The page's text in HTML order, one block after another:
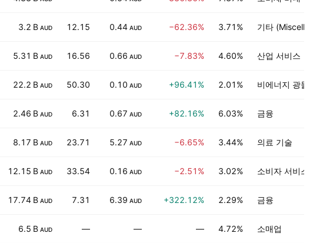
3.2 B AUD 12.15 0.44 AUD −62.36% 3.71% 기타
5.31 B AUD 16.56 0.66 AUD −7.83% 4.60% 산업 서비스
22.2 B AUD 50.30 0.10 AUD +96.41% 2.01% 비에너지 광물
2.46 B AUD 6.31 0.67 AUD +82.16% 6.03% 금융
8.17 B AUD 23.71 5.27 AUD −6.65% 3.44% 의료 기술
12.15 B AUD 33.54 0.16 AUD −2.51% 3.02% 소비자 서비스
17.74 B AUD 7.31 6.39 AUD +322.12% 2.29% 금융
6.5 B AUD — — — 4.72% 소매업